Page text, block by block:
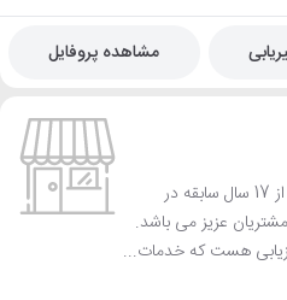
مشاهده پروفایل
شرکت فلزیاب زرشناسان با بیش از 17 سال سابقه در
عزیز می باشد.
هست که خدمات...